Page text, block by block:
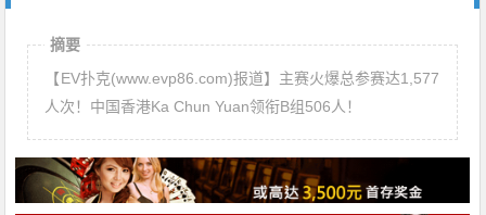
摘要
【EV扑克(www.evp86.com)报道】主赛火爆总参赛达1,577
人次！中国香港Ka Chun Yuan领衔B组506人！